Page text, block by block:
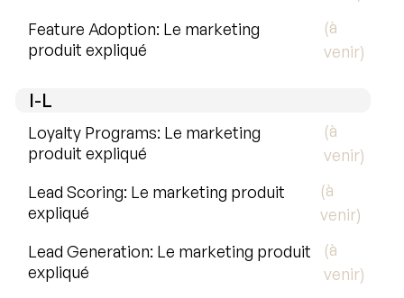
Feature Adoption: Le marketing
produit expliqué
(à
venir)
I-L
Loyalty Programs: Le marketing
produit expliqué
(à
venir)
Lead Scoring: Le marketing produit
expliqué
(à
venir)
Lead Generation: Le marketing produit
expliqué
(à
venir)